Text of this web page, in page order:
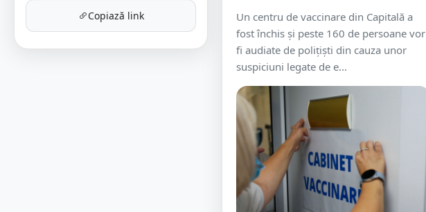
Copiază link
Un centru de vaccinare din Capitală a
fost închis și peste 160 de persoane vor
fi audiate de polițiști din cauza unor
suspiciuni legate de e...